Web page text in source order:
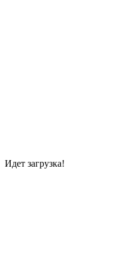
Идет загрузка!